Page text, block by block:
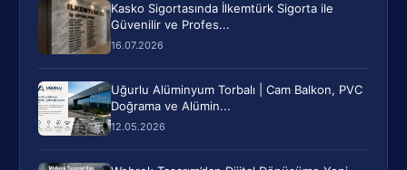
Kasko Sigortasında İlkemtürk Sigorta ile
Güvenilir ve Profes...
16.07.2026
Uğurlu Alüminyum Torbalı | Cam Balkon, PVC
Doğrama ve Alümin...
12.05.2026